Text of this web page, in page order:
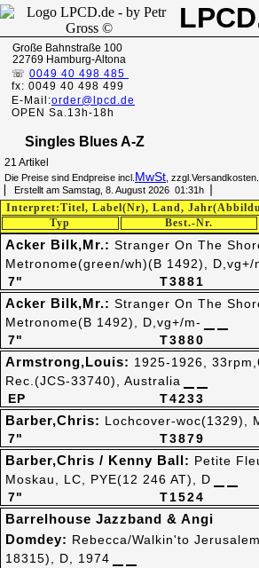
Große Bahnstraße 100
22769 Hamburg-Altona
☏ 0049 40 498 485
fx: 0049 40 498 499
E-Mail:order@lpcd.de
OPEN Sa.13h-18h
Singles Blues A-Z
21 Artikel
Die Preise sind Endpreise incl. MwSt , zzgl.Versandkosten.
▏ Erstellt am Samstag, 8. August 2026 01:31h▕
Best.-Nr.
Typ
Interpret:Titel, Label(Nr), Land,
T3881
7"
Acker Bilk,Mr.: Stranger On The
Metronome(green/wh)(B 1492), D,vg+/
T3880
7"
Acker Bilk,Mr.: Stranger On The
Metronome(B 1492), D,vg+/m-
T4233
EP
Armstrong,Louis: 1925-1926,
Rec.(JCS-33740), Australia
T3879
7"
Barber,Chris: Lochcover-woc(1329),
T1524
7"
Barber,Chris / Kenny Ball: Petite
Moskau, LC, PYE(12 246 AT), D
Barrelhouse Jazzband & Angi
Domdey: Rebecca/Walkin'to
18315), D, 1974